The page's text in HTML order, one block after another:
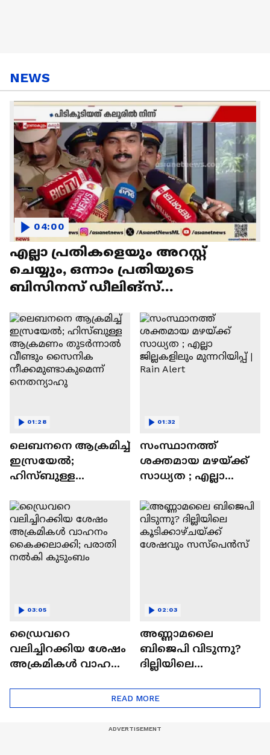
NEWS
എല്ലാ പ്രതികളെയും അറസ്റ്റ്
ചെയ്യും, ഒന്നാം പ്രതിയുടെ
ബിസിനസ് ഡീലിങ്സ്
04:00
ലെബനനെ ആക്രമിച്ച്
ഇസ്രയേൽ;
ഹിസ്ബുള്ള
തുടർന്നാൽ വീണ്ടും
സൈനിക
നീക്കമുണ്ടാകുമെന്ന്
നെതന്യാഹു
01:28
സംസ്ഥാനത്ത്
ശക്തമായ മഴയ്ക്ക്
സാധ്യത ; എല്ലാ
മുന്നറിയിപ്പ് | Rain
Alert
01:32
ഡ്രൈവറെ
വലിച്ചിറക്കിയ ശേഷം
അക്രമികൾ വാഹനം
കുടുംബം
03:05
അണ്ണാമലൈ
ബിജെപി വിടുന്നു?
ദില്ലിയിലെ
ശേഷവും
സസ്‌പെന്‍സ്
02:03
READ MORE